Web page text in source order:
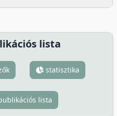
lista
statisztika
lista